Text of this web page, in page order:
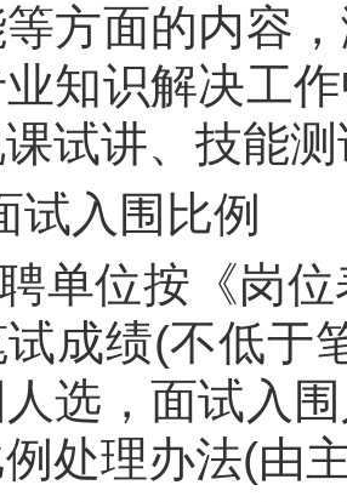
方面的内容
知识解决工
试讲、技能
试入围比例
单位按《岗
成绩(不低于
选，面试入
处理办法(由